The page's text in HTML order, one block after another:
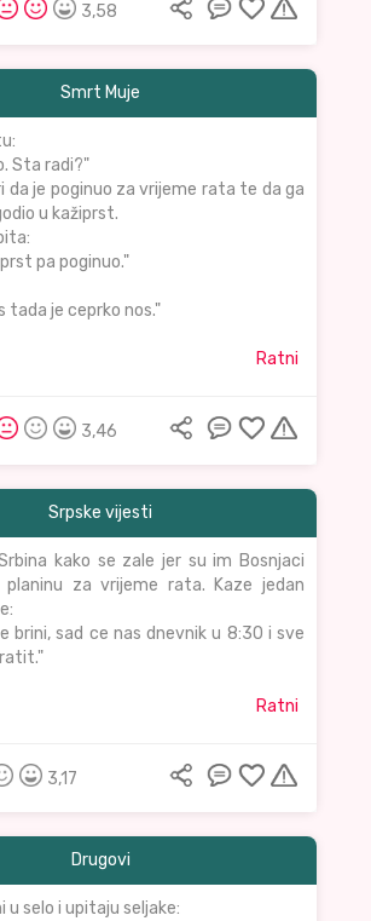
3,58
Smrt Muje
Sta radi?"
da je poginuo za vrijeme rata te da ga
u kažiprst.
pa poginuo."
tada je ceprko nos."
Ratni
3,46
Srpske vijesti
kako se zale jer su im Bosnjaci
planinu za vrijeme rata. Kaze jedan
brini, sad ce nas dnevnik u 8:30 i sve
Ratni
3,17
Drugovi
u selo i upitaju seljake: